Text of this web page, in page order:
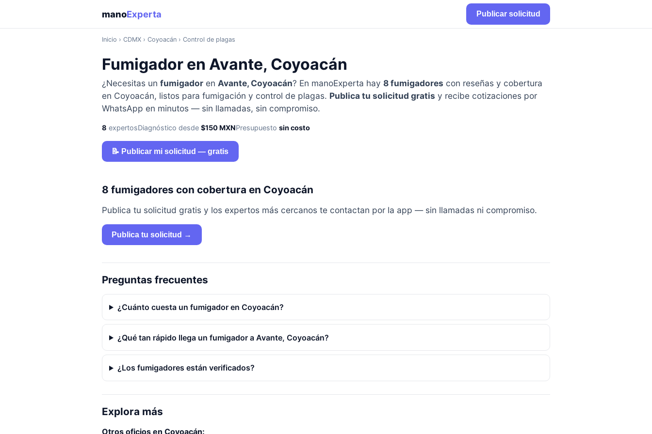
manoExperta Publicar solicitud
Inicio › CDMX› Coyoacán › Control de plagas
Fumigador en Avante, Coyoacán
¿Necesitas un fumigadoren Avante, Coyoacán? En manoExperta hay 8 fumigadores con reseñas y cobertura
en Coyoacán, listos para fumigación y control de plagas. Publica tu solicitud gratis y recibe cotizaciones por
WhatsApp en minutos — sin llamadas, sin compromiso.
8 expertosDiagnóstico desde $150 MXNPresupuesto sin costo
📝 Publicar mi solicitud — gratis
8 fumigadores con cobertura en Coyoacán
Publica tu solicitud gratis y los expertos más cercanos te contactan por la app — sin llamadas ni compromiso.
Publica tu solicitud →
Preguntas frecuentes
¿Cuánto cuesta un fumigador en Coyoacán?
¿Qué tan rápido llega un fumigador a Avante, Coyoacán?
¿Los fumigadores están verificados?
Explora más
Otros oficios en Coyoacán: